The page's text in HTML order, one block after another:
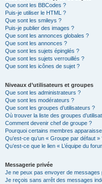
Que sont les BBCodes ?
Puis-je utiliser le HTML ?
Que sont les smileys ?
Puis-je publier des images ?
Que sont les annonces globales ?
Que sont les annonces ?
Que sont les sujets épinglés ?
Que sont les sujets verrouillés ?
Que sont les icônes de sujet ?
Niveaux d’utilisateurs et groupes
Que sont les administrateurs ?
Que sont les modérateurs ?
Que sont les groupes d’utilisateurs ?
Où trouver la liste des groupes
Comment devenir chef de groupe ?
Pourquoi certains membres
Qu’est-ce qu’un « Groupe par défaut »
Qu’est-ce que le lien « L’équipe du
Messagerie privée
Je ne peux pas envoyer de messages
Je reçois sans arrêt des messages